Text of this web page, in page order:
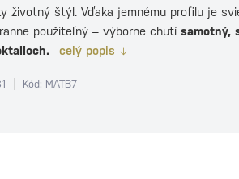
životný štýl. Vďaka jemnému profilu je
použiteľný – výborne chutísamotný,
celý popis
Kód: MATB7